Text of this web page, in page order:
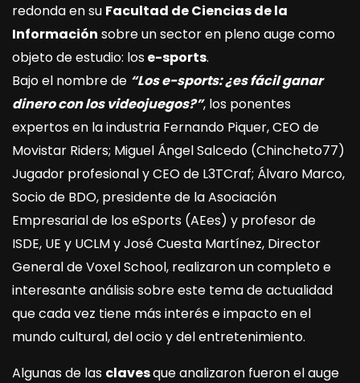
redonda en su Facultad de Ciencias de la
Información sobre un sector en pleno auge como
objeto de estudio: lose-sports.
Bajo el nombre de “Los e-sports: ¿es fácil ganar
dinero con los videojuegos?”, los ponentes
expertos en la industria Fernando Piquer, CEO de
Movistar Riders; Miguel Ángel Salcedo (Chincheto77)
Jugador profesional y CEO de L3TCraf; Álvaro Marco,
Socio de BDO, presidente de la Asociación
Empresarial de los eSports (AEes) y profesor de
ISDE, UE y UCLM y José Cuesta Martínez, Director
General de Voxel School, realizaron un completo e
interesante análisis sobre este tema de actualidad
que cada vez tiene más interés e impacto en el
mundo cultural, del ocio y del entretenimiento.
Algunas de las clavesque analizaron fueron el auge